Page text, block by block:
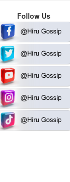
Follow Us